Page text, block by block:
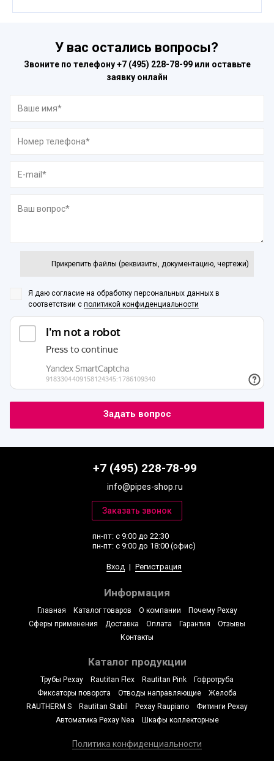
У вас остались вопросы?
Звоните по телефону+7 (495) 228-78-99или оставьте
заявку онлайн
Прикрепить файлы (реквизиты, документацию, чертежи)
Я даю согласие на обработку персональных данных в
соответствии с политикой конфиденциальности
+7 (495) 228-78-99
info@pipes-shop.ru
пн-пт: с 9:00 до 22:30
пн-пт: с 9:00 до 18:00 (офис)
Вход | Регистрация
Информация
Главная Каталог товаров О компании
Почему Рехау
Сферы применения
Доставка Оплата Гарантия
Отзывы
Контакты
Каталог продукции
Трубы Рехау Rautitan Flex Rautitan Pink
Гофротруба
Фиксаторы поворота
Отводы направляющие
Желоба
RAUTHERM S
Rautitan Stabil Рехау Raupiano
Фитинги Рехау
Автоматика Рехау Nea
Шкафы коллекторные
Политика конфиденциальности